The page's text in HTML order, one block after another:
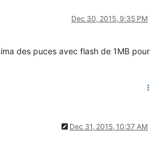
Dec 30, 2015, 9:35 PM
des puces avec flash de 1MB pour
Dec 31, 2015, 10:37 AM